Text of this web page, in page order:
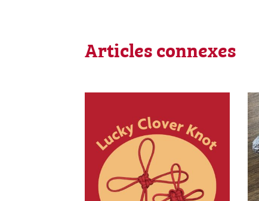
Articles connexes